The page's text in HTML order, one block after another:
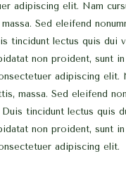
adipiscing elit. Nam
Sed eleifend
tincidunt lectus quis dui
non proident, sunt
adipiscing
massa. Sed eleifend
tincidunt lectus quis
non proident, sunt
adipiscing elit.